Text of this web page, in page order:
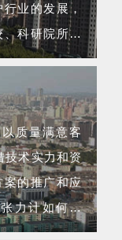
业的发展，
科研院所、
质量满意客
技术实力和资
案的推广和应
力计如何使